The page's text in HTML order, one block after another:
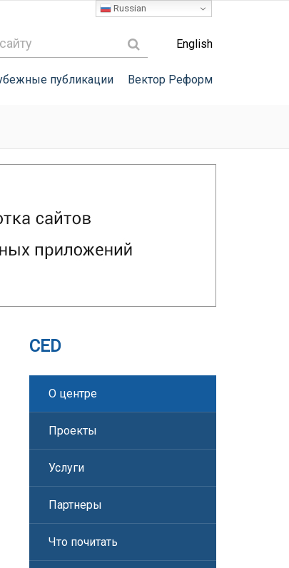
English
публикации Вектор Реформ
CED
О центре
Проекты
Услуги
Партнеры
Что почитать
Russian